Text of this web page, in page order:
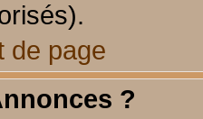
de page
?